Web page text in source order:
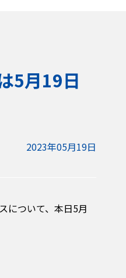
5月19日
2023年05月19日
について、本日5月